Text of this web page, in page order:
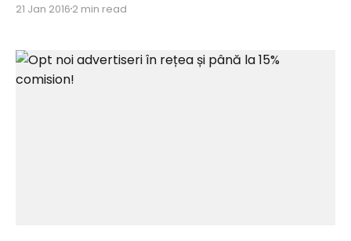
înregistrează anual o creştere constantă între 5 şi
proprii (Grecia, Portugalia, Iordania) sunt principala
preocupare a agenției, care are, în
21 Jan 2016 2 min read